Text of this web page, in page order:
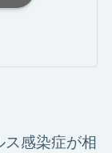
感染症が相